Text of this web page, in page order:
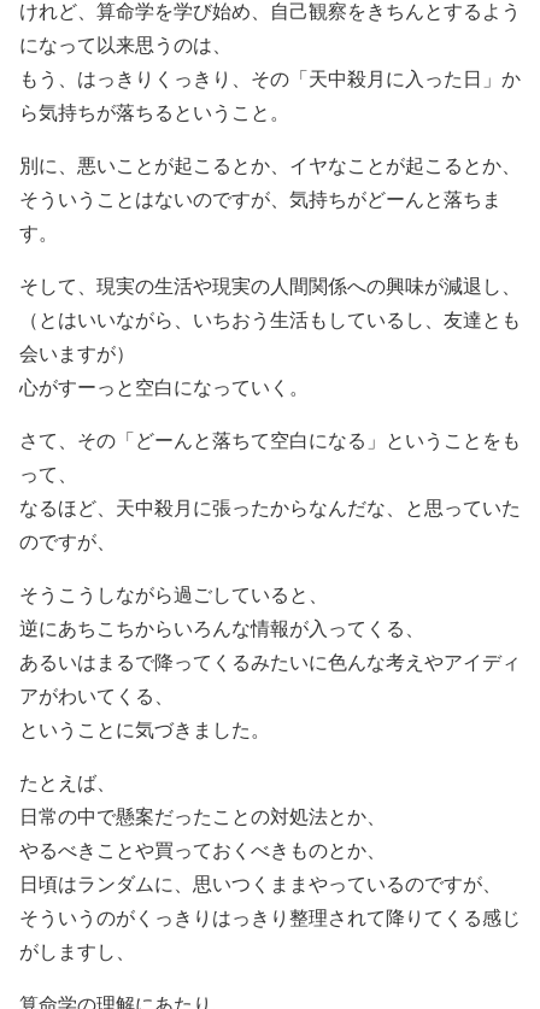
けれど、算命学を学び始め、自己観察をきちんとするよう
になって以来思うのは、
もう、はっきりくっきり、その「天中殺月に入った日」か
ら気持ちが落ちるということ。
別に、悪いことが起こるとか、イヤなことが起こるとか、
そういうことはないのですが、気持ちがどーんと落ちま
す。
そして、現実の生活や現実の人間関係への興味が減退し、
（とはいいながら、いちおう生活もしているし、友達とも
会いますが）
心がすーっと空白になっていく。
さて、その「どーんと落ちて空白になる」ということをも
って、
なるほど、天中殺月に張ったからなんだな、と思っていた
のですが、
そうこうしながら過ごしていると、
逆にあちこちからいろんな情報が入ってくる、
あるいはまるで降ってくるみたいに色んな考えやアイディ
アがわいてくる、
ということに気づきました。
たとえば、
日常の中で懸案だったことの対処法とか、
やるべきことや買っておくべきものとか、
日頃はランダムに、思いつくままやっているのですが、
そういうのがくっきりはっきり整理されて降りてくる感じ
がしますし、
算命学の理解にあたり、